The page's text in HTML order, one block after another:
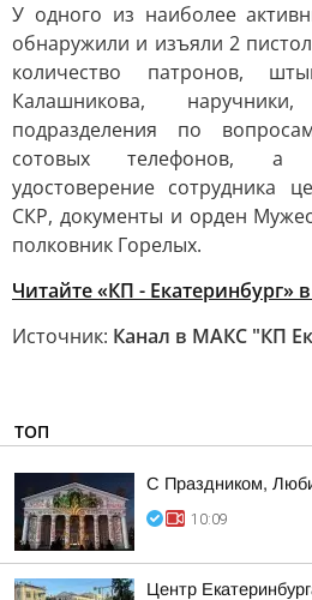
У одного из наиболее
обнаружили и изъяли 2
количество патронов,
Калашникова,
подразделения по
сотовых телефонов, а
удостоверение сотрудника
СКР, документы и орден
полковник Горелых.
Читайте «КП - Екатеринбург»
Источник: Канал в МАКС "КП
ТОП
С Праздником,
10:09
Центр